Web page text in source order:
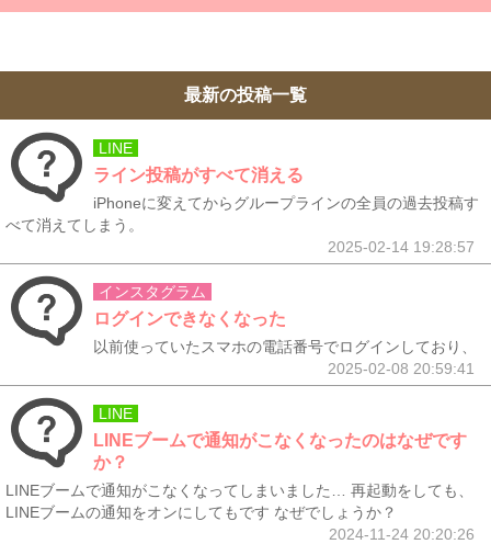
最新の投稿一覧
LINE
ライン投稿がすべて消える
iPhoneに変えてからグループラインの全員の過去投稿す
べて消えてしまう。
2025-02-14 19:28:57
インスタグラム
ログインできなくなった
以前使っていたスマホの電話番号でログインしており、
2025-02-08 20:59:41
LINE
LINEブームで通知がこなくなったのはなぜです
か？
LINEブームで通知がこなくなってしまいました… 再起動をしても、
LINEブームの通知をオンにしてもです なぜでしょうか？
2024-11-24 20:20:26